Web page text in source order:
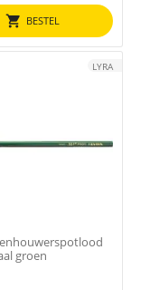
BESTEL
LYRA
groen